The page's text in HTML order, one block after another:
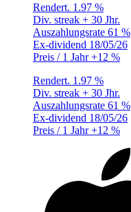
Rendert. 1.97 %
Div. streak + 30 Jhr.
Auszahlungsrate 61 %
Ex-dividend 18/05/26
Preis / 1 Jahr+12 %
Rendert. 1.97 %
Div. streak + 30 Jhr.
Auszahlungsrate 61 %
Ex-dividend 18/05/26
Preis / 1 Jahr+12 %